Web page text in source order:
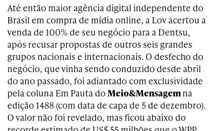
Até então maior agência digital independente do
Brasil em compra de mídia online, a Lov acertou a
venda de 100% de seu negócio para a Dentsu,
após recusar propostas de outros seis grandes
grupos nacionais e internacionais. O desfecho do
negócio, que vinha sendo conduzido desde abril
do ano passado, foi adiantado com exclusividade
pela coluna Em Pauta do Meio&Mensagemna
edição 1488 (com data de capa de 5 de dezembro).
O valor não foi revelado, mas ficou abaixo do